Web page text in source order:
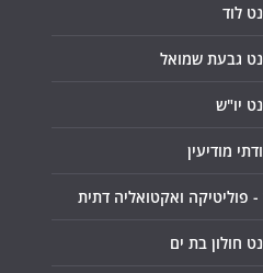
לוד
גבעת שמואל
יו"ש
מודיעין
- פוליטיקה ואקטואליה דתית
חולון בת ים